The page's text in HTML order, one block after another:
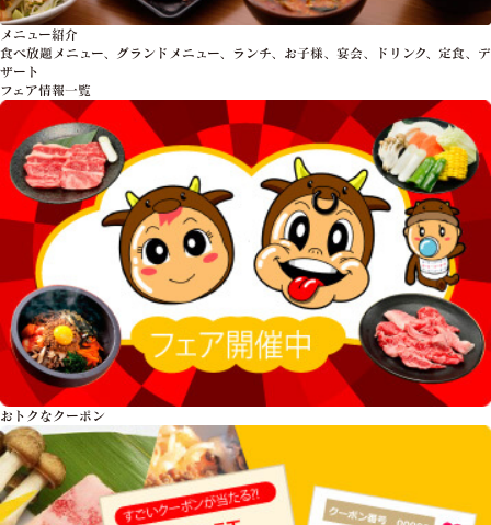
メニュー紹介
食べ放題メニュー、グランドメニュー、ランチ、お子様、宴会、ドリンク、定食、デ
ザート
フェア情報一覧
おトクな クーポン